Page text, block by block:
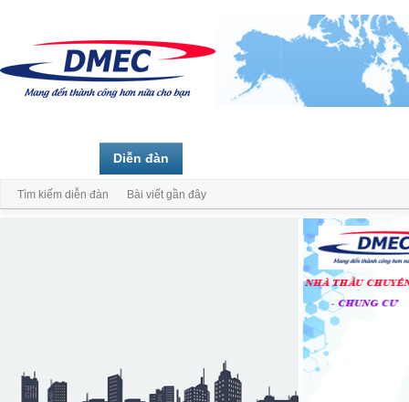
Diễn đàn
Tìm kiếm diễn đàn Bài viết gần đây